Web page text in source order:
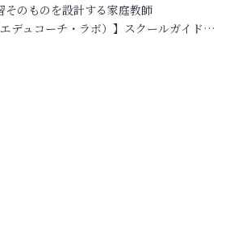
そのものを設計する家庭教師
デュコーチ・ラボ）】スクールガイド…